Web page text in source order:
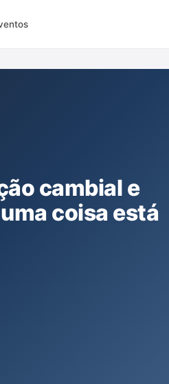
cambial e
coisa está